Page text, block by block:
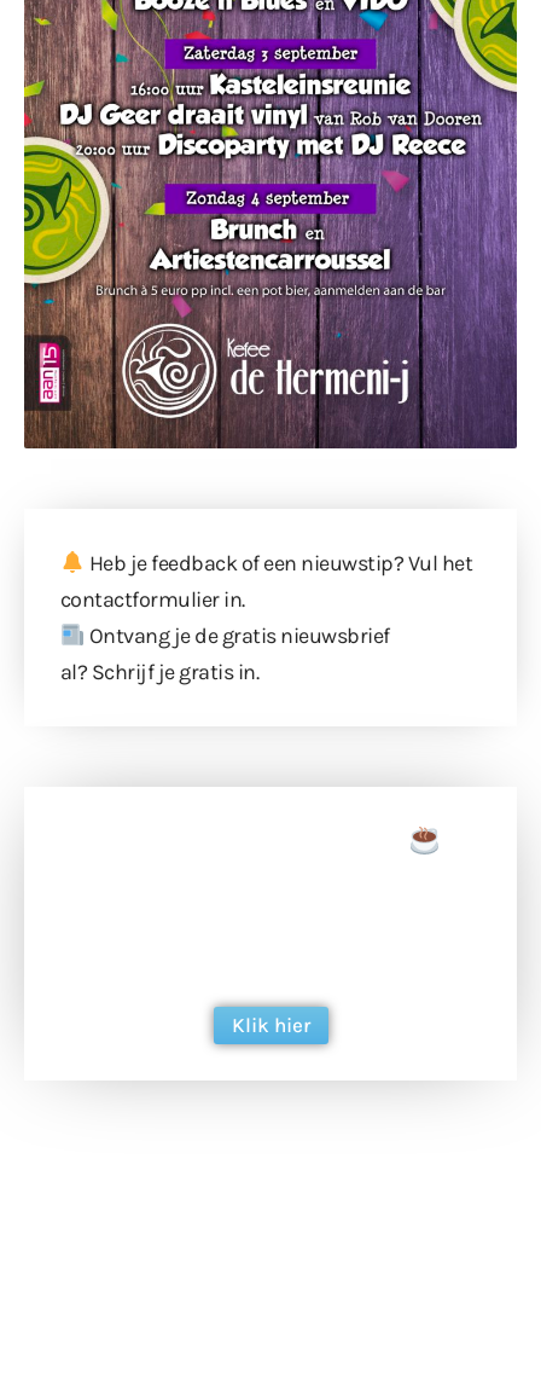
Heb je feedback of een nieuwstip? Vul het
contactformulierin.
Ontvang je de gratis nieuwsbrief
al? Schrijf je gratis in.
Klik hier